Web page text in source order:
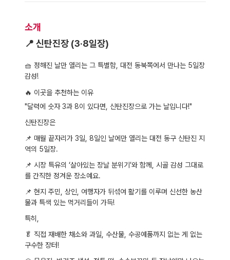
소개
📍 신탄진장 (3·8일장)
🧺 정해진 날만 열리는 그 특별함, 대전 동북쪽에서 만나는 5일장
감성!
🔥 이곳을 추천하는 이유
"달력에 숫자 3과 8이 있다면, 신탄진장으로 가는 날입니다!"
신탄진장은
📌 매월 끝자리가 3일, 8일인 날에만 열리는 대전 동구 신탄진 지
역의 5일장.
📌 시장 특유의 ‘살아있는 장날 분위기’와 함께, 시골 감성 그대로
를 간직한 정겨운 장소예요.
📌 현지 주민, 상인, 여행자가 뒤섞여 활기를 이루며 신선한 농산
물과 특색 있는 먹거리들이 가득!
특히,
🥬 직접 재배한 채소와 과일, 수산물, 수공예품까지 없는 게 없는
구수한 장터!